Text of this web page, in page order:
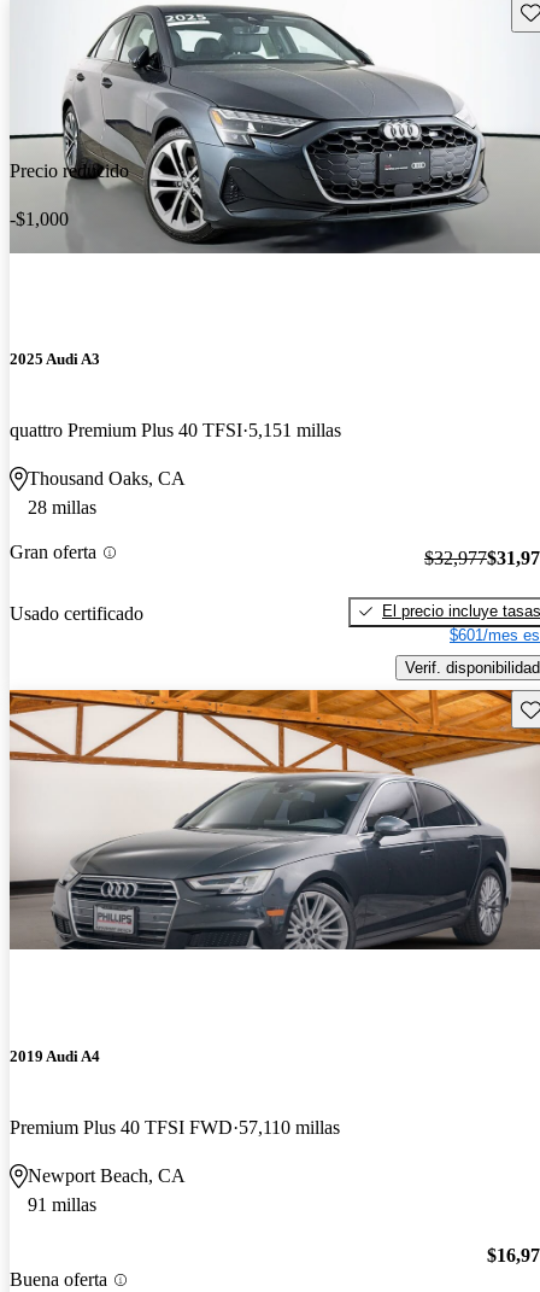
Precio reducido
-$1,000
2025 Audi A3
quattro Premium Plus 40 TFSI 5,151 millas
Thousand Oaks, CA
28 millas
Gran oferta
Usado certificado
$32,977
El precio incluye tasas
$601/mes
Verif. disponibilidad
2019 Audi A4
Premium Plus 40 TFSI FWD 57,110 millas
Newport Beach, CA
91 millas
Buena oferta